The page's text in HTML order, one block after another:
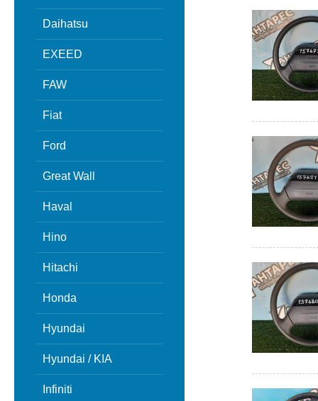
Daihatsu
EXEED
FAW
Fiat
Ford
Great Wall
Haval
Hino
Hitachi
Honda
Hyundai
Hyundai / KIA
Infiniti